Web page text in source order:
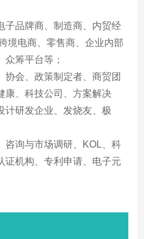
子品牌商、制造商、内贸经
境电商、零售商、企业内部
筹平台等；
协会、政策制定者、商贸团
康、科技公司、方案解决
计研发企业、发烧友、极
咨询与市场调研、KOL、科
证机构、专利申请、电子元